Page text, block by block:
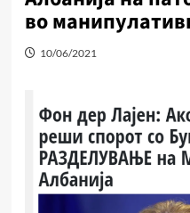
во
10/06/2021